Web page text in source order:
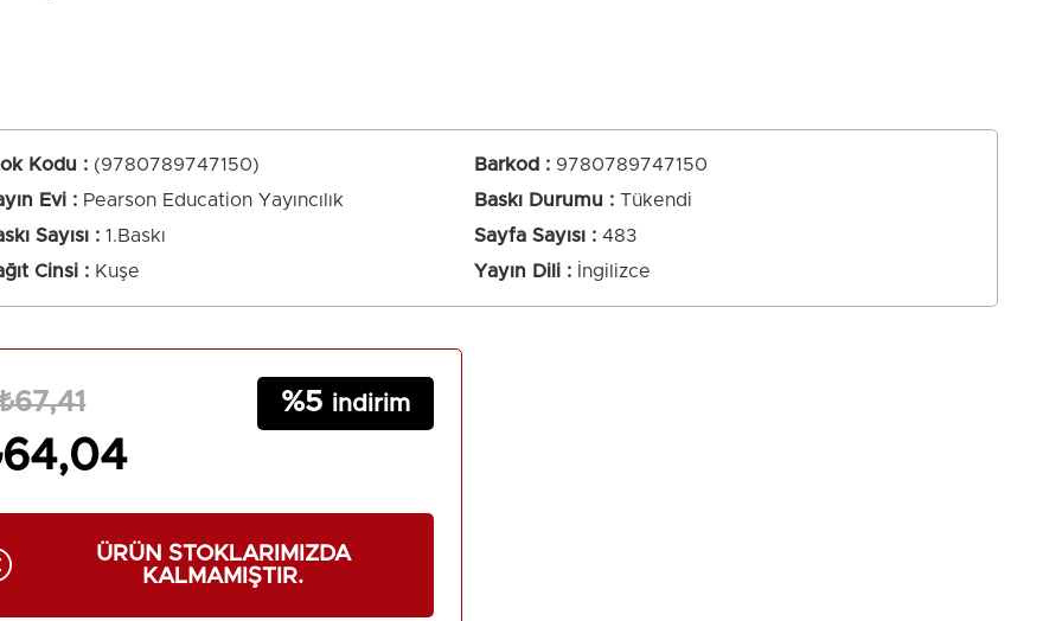
Kodu (9780789747150) Barkod : 9780789747150
Evi
Pearson Education Yayıncılık Baskı Durumu
Tükendi
Sayısı
1.Baskı Sayfa Sayısı
483
Cinsi
Kuşe Yayın Dili İngilizce
5
ÜRÜN STOKLARIMIZDA
KALMAMIŞTIR.